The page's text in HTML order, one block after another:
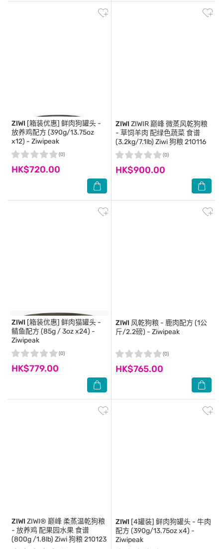
ZIWI [箱装优惠] 鲜肉狗罐头 -
放养鸡配方 (390g/13.75oz
x12) - Ziwipeak
HK$720.00
(0)
ZIWI ZIWIR 巅峰 微蒸风乾狗粮
- 草饲羊肉 配绿色蔬菜 食谱
(3.2kg/7.1lb) Ziwi 狗粮 210116
HK$900.00
(0)
ZIWI [箱装优惠] 鲜肉猫罐头 -
鲭鱼配方 (85g / 3oz x24) -
Ziwipeak
HK$779.00
(0)
ZIWI 风乾狗粮 - 鹿肉配方 (1公
斤/2.2磅) - Ziwipeak
HK$765.00
(0)
ZIWI ZIWI® 巅峰 柔蒸温乾狗粮
- 放养鸡 配果园水果 食谱
(800g /1.8lb) Ziwi 狗粮 210123
ZIWI [4罐装] 鲜肉狗罐头 - 牛肉
配方 (390g/13.75oz x4) -
Ziwipeak